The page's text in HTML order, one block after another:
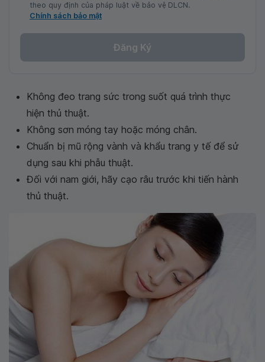
theo quy định của pháp luật về bảo vệ DLCN.
Chính sách bảo mật
Đăng Ký
Không đeo trang sức trong suốt quá trình thực
hiện thủ thuật.
Không sơn móng tay hoặc móng chân.
Chuẩn bị mũ rộng vành và khẩu trang y tế để sử
dụng sau khi phẫu thuật.
Đối với nam giới, hãy cạo râu trước khi tiến hành
thủ thuật.